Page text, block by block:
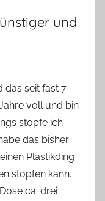
und
das seit fast 7
voll und bin
stopfe ich
das bisher
Plastikding
stopfen kann.
ca. drei